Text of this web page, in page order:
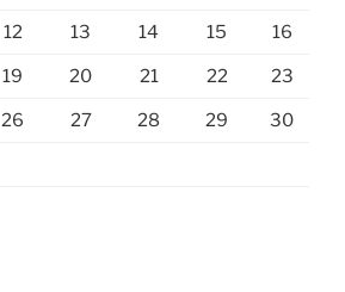
12 13 14 15 16
19 20 21 22 23
26 27 28 29 30